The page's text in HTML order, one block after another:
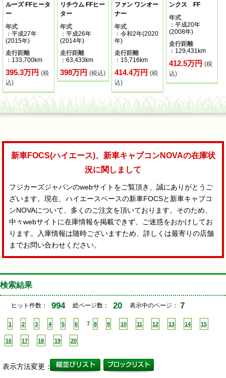
ルーズ FFヒータ
ー
年式
：平成27年
(2015年)
走行距離
：133,700km
395.3万円 (税
込)
リチウム FFヒー
ター
年式
：平成26年
(2014年)
走行距離
：63,433km
398万円(税込)
ファン ワンオー
ナー
年式
：令和2年(2020
年)
走行距離
：15,716km
414.4万円(税
込)
ンクス FF
年式
：平成20年
(2008年)
走行距離
：129,431km
412.5万円(税
込)
新車FOCS(ハイエース)、新車キャブコンNOVAの在庫状
況に関しまして
フジカーズジャパンのwebサイトをご覧頂き、誠にありがとうご
ざいます。現在、ハイエースベースの新車FOCSと新車キャブコ
ンNOVAについて、多くのご注文を頂いております。そのため、
中々webサイトに在庫情報を掲載できず、ご迷惑をおかけしてお
ります。入庫情報は随時ございますため、詳しくは最寄りの店舗
までお問い合わせください。
検索結果
ヒット件数： 994 総ページ数： 20 表示中のページ： 7
1 2 3 4 5 6 7 8 9 10 11 12 13 14 15
16 17 18 19 20
表示方法変更：